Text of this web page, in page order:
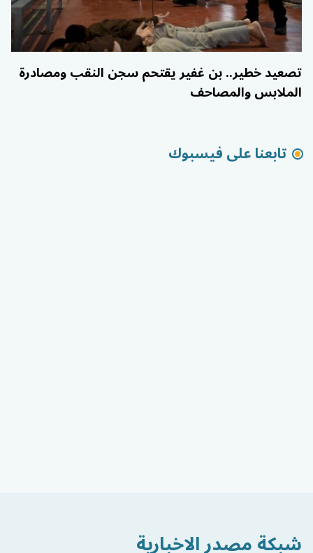
تصعيد خطير.. بن غفير يقتحم سجن النقب ومصادرة
الملابس والمصاحف
تابعنا على فيسبوك
شبكة مصدر الاخبارية